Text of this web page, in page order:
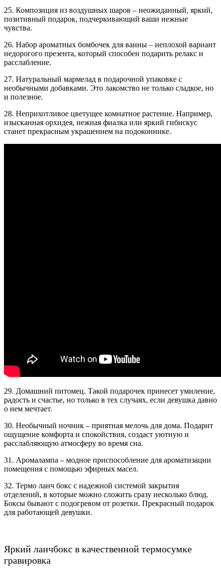
25. Композиция из воздушных шаров – неожиданный, яркий,
позитивный подарок, подчеркивающий ваши нежные
чувства.
26. Набор ароматных бомбочек для ванны – неплохой вариант
недорогого презента, который способен подарить релакс и
расслабление.
27. Натуральный мармелад в подарочной упаковке с
необычными добавками. Это лакомство не только сладкое, но
и полезное.
28. Неприхотливое цветущее комнатное растение. Например,
изысканная орхидея, нежная фиалка или яркий гибискус
станет прекрасным украшением на подоконнике.
29. Домашний питомец. Такой подарочек принесет умиление,
радость и счастье, но только в тех случаях, если девушка давно
о нем мечтает.
30. Необычный ночник – приятная мелочь для дома. Подарит
ощущение комфорта и спокойствия, создаст уютную и
расслабляющую атмосферу во время сна.
31. Аромалампа – модное приспособление для ароматизации
помещения с помощью эфирных масел.
32. Термо ланч бокс с надежной системой закрытия
отделений, в которые можно сложить сразу несколько блюд.
Боксы бывают с подогревом от розетки. Прекрасный подарок
для работающей девушки.
Яркий ланчбокс в качественной термосумке
гравировка